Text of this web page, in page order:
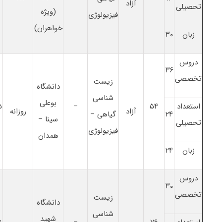
آزاد
فیزیولوژی
(ویژه
خواهران)
تحصیلی
زبان ۳۰
دروس
تخصصی
۳۶
۵۴ آزاد
زیست
شناسی
گیاهی –
فیزیولوژی
–
دانشگاه
بوعلی
سینا –
همدان
روزانه
استعداد
تحصیلی
۲۴
زبان ۲۴
دروس
تخصصی
۳۰
زیست
شناسی
دانشگاه
شهید